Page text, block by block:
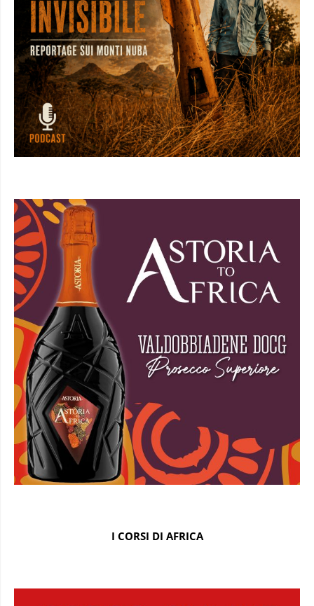
I CORSI DI AFRICA